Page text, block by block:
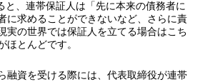
と、連帯保証人は「先に本来の債務者に
に求めることができないなど、さらに責
実の世界では保証人を立てる場合はこち
ほとんどです。
融資を受ける際には、代表取締役が連帯